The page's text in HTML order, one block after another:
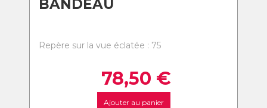
BANDEAU
Repère sur la vue éclatée : 75
78,50 €
Ajouter au panier